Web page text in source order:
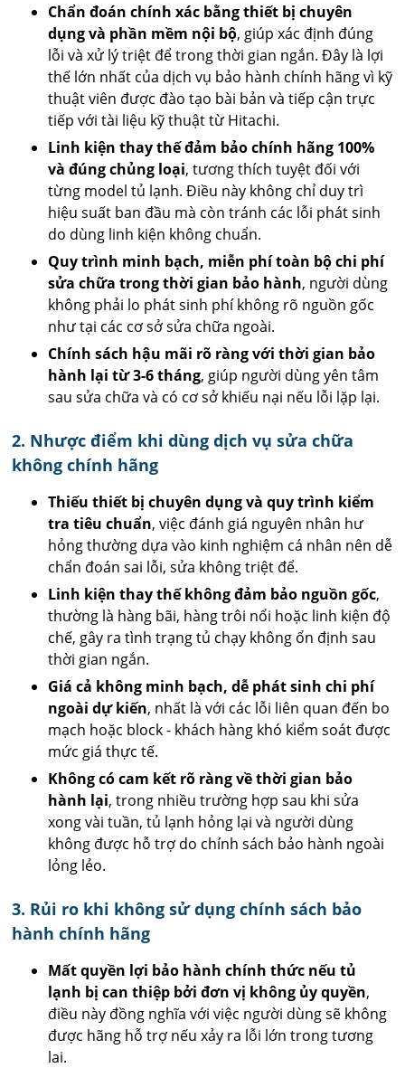
Chẩn đoán chính xác bằng thiết bị chuyên
dụng và phần mềm nội bộ, giúp xác định đúng
lỗi và xử lý triệt để trong thời gian ngắn. Đây là lợi
thế lớn nhất của dịch vụ bảo hành chính hãng vì kỹ
thuật viên được đào tạo bài bản và tiếp cận trực
tiếp với tài liệu kỹ thuật từ Hitachi.
Linh kiện thay thế đảm bảo chính hãng 100%
và đúng chủng loại, tương thích tuyệt đối với
từng model tủ lạnh. Điều này không chỉ duy trì
hiệu suất ban đầu mà còn tránh các lỗi phát sinh
do dùng linh kiện không chuẩn.
Quy trình minh bạch, miễn phí toàn bộ chi phí
sửa chữa trong thời gian bảo hành, người dùng
không phải lo phát sinh phí không rõ nguồn gốc
như tại các cơ sở sửa chữa ngoài.
Chính sách hậu mãi rõ ràng với thời gian bảo
hành lại từ 3-6 tháng, giúp người dùng yên tâm
sau sửa chữa và có cơ sở khiếu nại nếu lỗi lặp lại.
2. Nhược điểm khi dùng dịch vụ sửa chữa
không chính hãng
Thiếu thiết bị chuyên dụng và quy trình kiểm
tra tiêu chuẩn, việc đánh giá nguyên nhân hư
hỏng thường dựa vào kinh nghiệm cá nhân nên dễ
chẩn đoán sai lỗi, sửa không triệt để.
Linh kiện thay thế không đảm bảo nguồn gốc,
thường là hàng bãi, hàng trôi nổi hoặc linh kiện độ
chế, gây ra tình trạng tủ chạy không ổn định sau
thời gian ngắn.
Giá cả không minh bạch, dễ phát sinh chi phí
ngoài dự kiến, nhất là với các lỗi liên quan đến bo
mạch hoặc block - khách hàng khó kiểm soát được
mức giá thực tế.
Không có cam kết rõ ràng về thời gian bảo
hành lại, trong nhiều trường hợp sau khi sửa
xong vài tuần, tủ lạnh hỏng lại và người dùng
không được hỗ trợ do chính sách bảo hành ngoài
lỏng lẻo.
3. Rủi ro khi không sử dụng chính sách bảo
hành chính hãng
Mất quyền lợi bảo hành chính thức nếu tủ
lạnh bị can thiệp bởi đơn vị không ủy quyền,
điều này đồng nghĩa với việc người dùng sẽ không
được hãng hỗ trợ nếu xảy ra lỗi lớn trong tương
lai.